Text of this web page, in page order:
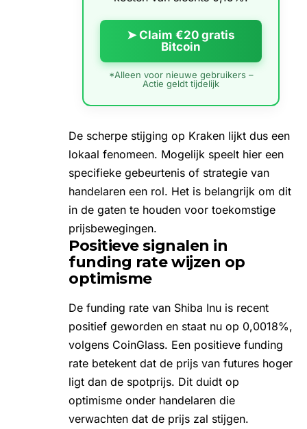
➤ Claim €20 gratis
Bitcoin
*Alleen voor nieuwe gebruikers –
Actie geldt tijdelijk
De scherpe stijging op Kraken lijkt dus een
lokaal fenomeen. Mogelijk speelt hier een
specifieke gebeurtenis of strategie van
handelaren een rol. Het is belangrijk om dit
in de gaten te houden voor toekomstige
prijsbewegingen.
Positieve signalen in
funding rate wijzen op
optimisme
De funding rate van Shiba Inu is recent
positief geworden en staat nu op 0,0018%,
volgens CoinGlass. Een positieve funding
rate betekent dat de prijs van futures hoger
ligt dan de spotprijs. Dit duidt op
optimisme onder handelaren die
verwachten dat de prijs zal stijgen.